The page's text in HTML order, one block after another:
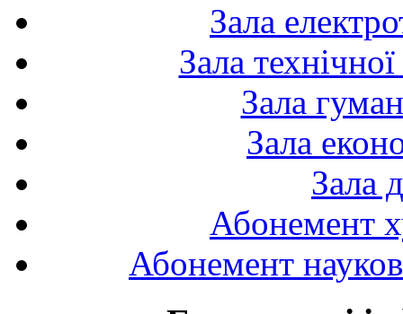
Зала
Зала
Зала
Зала
Зала
Абонемент
Абонемент